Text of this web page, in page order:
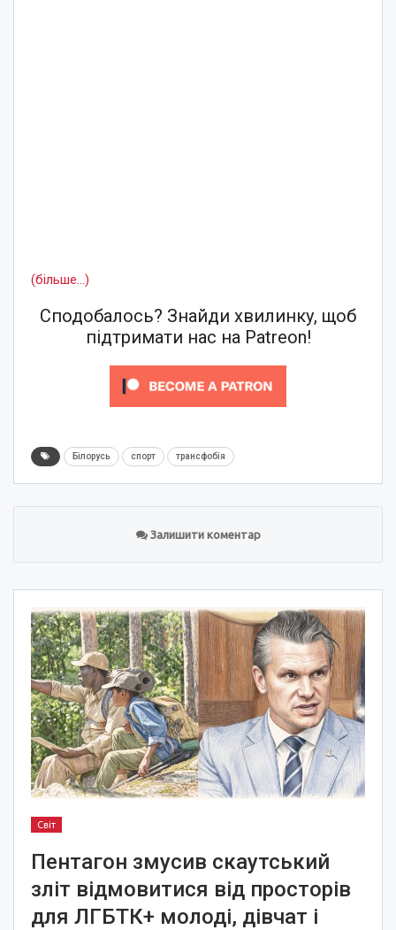
(більше…)
Сподобалось? Знайди хвилинку, щоб
підтримати нас на Patreon!
Білорусь спорт трансфобія
Залишити коментар
Світ
Пентагон змусив скаутський
зліт відмовитися від просторів
для ЛГБТК+ молоді, дівчат і